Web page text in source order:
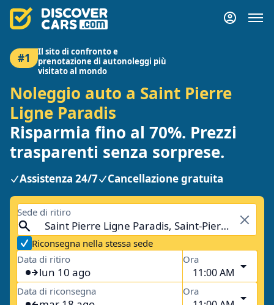
#1
Il sito di confronto e
prenotazione di autonoleggi più
visitato al mondo
Noleggio auto a Saint Pierre
Ligne Paradis
Risparmia fino al 70%. Prezzi
trasparenti senza sorprese.
Assistenza 24/7 Cancellazione gratuita
Sede di ritiro
Saint Pierre Ligne Paradis, Saint-Pierre, Réunion
Riconsegna nella stessa sede
Data di ritiro
lun 10 ago
Ora
11:00 AM
Data di riconsegna Ora